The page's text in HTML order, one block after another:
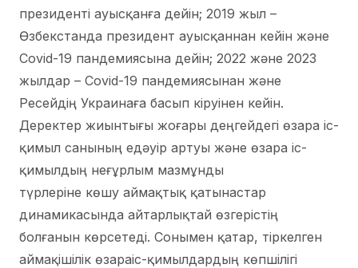
президенті ауысқанға дейін; 2019 жыл –
Өзбекстанда президент ауысқаннан кейін және
Covid-19 пандемиясына дейін; 2022 және 2023
жылдар – Covid-19 пандемиясынан және
Ресейдің Украинаға басып кіруінен кейін.
Деректер жиынтығы жоғары деңгейдегі өзара іс-
қимыл санының едәуір артуы және өзара іс-
қимылдың неғұрлым мазмұнды
түрлеріне көшу аймақтық қатынастар
динамикасында айтарлықтай өзгерістің
болғанын көрсетеді. Сонымен қатар, тіркелген
аймақішілік өзараіс-қимылдардың көпшілігі